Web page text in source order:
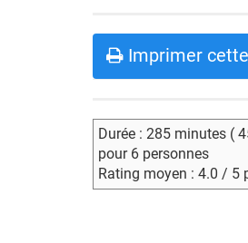
Imprimer
Durée : 285 minutes (
pour 6 personnes
Rating moyen : 4.0 / 5